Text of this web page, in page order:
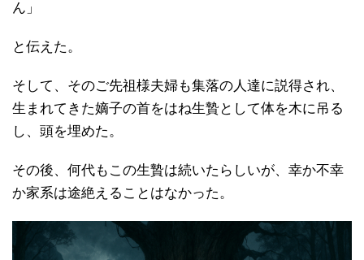
ん」
と伝えた。
そして、そのご先祖様夫婦も集落の人達に説得され、
生まれてきた嫡子の首をはね生贄として体を木に吊る
し、頭を埋めた。
その後、何代もこの生贄は続いたらしいが、幸か不幸
か家系は途絶えることはなかった。